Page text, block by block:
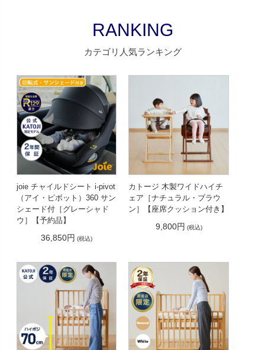
RANKING
カテゴリ人気ランキング
joie チャイルドシート i-pivot
（アイ・ピボット）360 サン
シェード付［グレーシャド
ウ］【予約品】
36,850円 (税込)
カトージ 木製ワイドハイチ
ェア［ナチュラル・ブラウ
ン］【座席クッション付き】
9,800円 (税込)